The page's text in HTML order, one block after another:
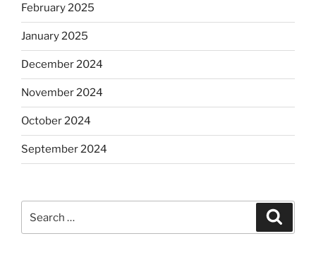
February 2025
January 2025
December 2024
November 2024
October 2024
September 2024
for: